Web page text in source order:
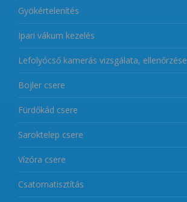
Gyökértelenítés
Ipari vákum kezelés
Lefolyócső kamerás vizsgálata, ellenőrzése
Bojler csere
Fürdőkád csere
Saroktelep csere
Vízóra csere
Csatornatisztítás